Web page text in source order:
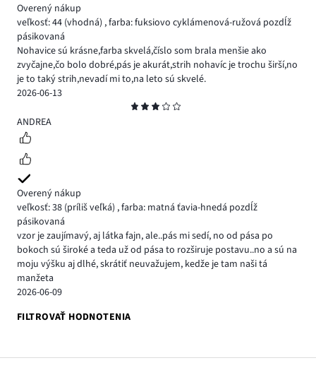
Overený nákup
veľkosť: 44 (vhodná) ,farba: fuksiovo cyklámenová-ružová pozdĺž
pásikovaná
Nohavice sú krásne,farba skvelá,číslo som brala menšie ako
zvyčajne,čo bolo dobré,pás je akurát,strih nohavíc je trochu širší,no
je to taký strih,nevadí mi to,na leto sú skvelé.
2026-06-13
3
ANDREA
Overený nákup
veľkosť: 38 (príliš veľká) ,farba: matná ťavia-hnedá pozdĺž
pásikovaná
vzor je zaujímavý, aj látka fajn, ale..pás mi sedí, no od pása po
bokoch sú široké a teda už od pása to rozširuje postavu..no a sú na
moju výšku aj dlhé, skrátiť neuvažujem, kedže je tam naši tá
manžeta
2026-06-09
FILTROVAŤ HODNOTENIA